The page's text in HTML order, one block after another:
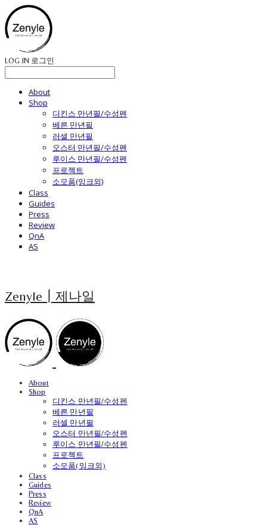
LOG IN 로그인
About
Shop
디킨스 만년필/수성펜
베른 만년필
러셀 만년필
오스터 만년필/수성펜
루이스 만년필/수성펜
프로젝트
소모품(잉크외)
Class
Guides
Press
Review
QnA
AS
Zenyle┃제나일
About
Shop
디킨스 만년필/수성펜
베른 만년필
러셀 만년필
오스터 만년필/수성펜
루이스 만년필/수성펜
프로젝트
소모품(잉크외)
Class
Guides
Press
Review
QnA
AS